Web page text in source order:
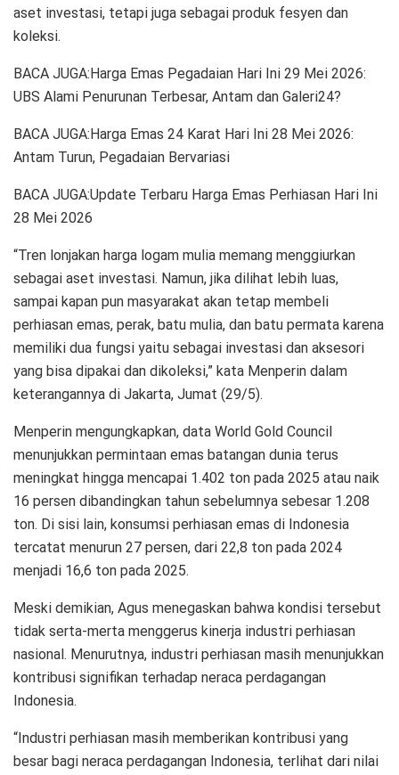
aset investasi, tetapi juga sebagai produk fesyen dan
koleksi.
BACA JUGA:Harga Emas Pegadaian Hari Ini 29 Mei 2026:
UBS Alami Penurunan Terbesar, Antam dan Galeri24?
BACA JUGA:Harga Emas 24 Karat Hari Ini 28 Mei 2026:
Antam Turun, Pegadaian Bervariasi
BACA JUGA:Update Terbaru Harga Emas Perhiasan Hari Ini
28 Mei 2026
“Tren lonjakan harga logam mulia memang menggiurkan
sebagai aset investasi. Namun, jika dilihat lebih luas,
sampai kapan pun masyarakat akan tetap membeli
perhiasan emas, perak, batu mulia, dan batu permata karena
memiliki dua fungsi yaitu sebagai investasi dan aksesori
yang bisa dipakai dan dikoleksi,” kata Menperin dalam
keterangannya di Jakarta, Jumat (29/5).
Menperin mengungkapkan, data World Gold Council
menunjukkan permintaan emas batangan dunia terus
meningkat hingga mencapai 1.402 ton pada 2025 atau naik
16 persen dibandingkan tahun sebelumnya sebesar 1.208
ton. Di sisi lain, konsumsi perhiasan emas di Indonesia
tercatat menurun 27 persen, dari 22,8 ton pada 2024
menjadi 16,6 ton pada 2025.
Meski demikian, Agus menegaskan bahwa kondisi tersebut
tidak serta-merta menggerus kinerja industri perhiasan
nasional. Menurutnya, industri perhiasan masih menunjukkan
kontribusi signifikan terhadap neraca perdagangan
Indonesia.
“Industri perhiasan masih memberikan kontribusi yang
besar bagi neraca perdagangan Indonesia, terlihat dari nilai